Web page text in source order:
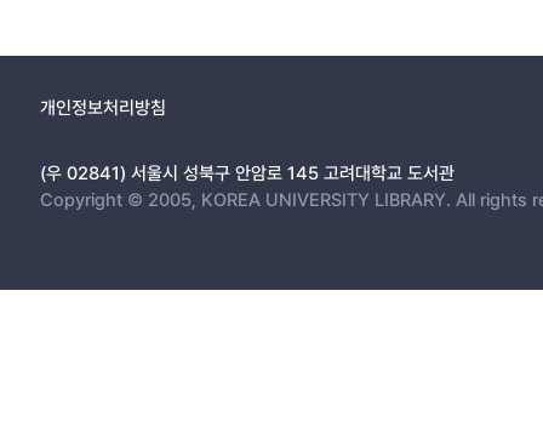
개인정보처리방침
(우 02841) 서울시 성북구 안암로 145 고려대학교 도서관
Copyright © 2005, KOREA UNIVERSITY LIBRARY. All rights